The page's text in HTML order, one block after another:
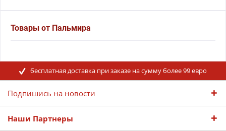
Товары от Пальмира
бесплатная доставка при заказе на сумму более 99 евро
Подпишись на новости
Наши Партнеры